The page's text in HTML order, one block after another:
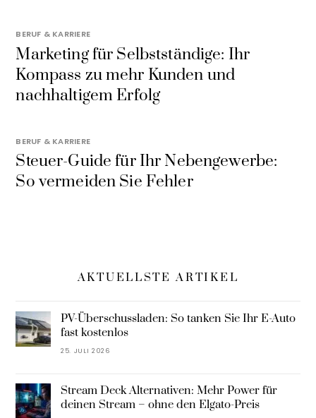
BERUF & KARRIERE
Marketing für Selbstständige: Ihr
Kompass zu mehr Kunden und
nachhaltigem Erfolg
BERUF & KARRIERE
Steuer-Guide für Ihr Nebengewerbe:
So vermeiden Sie Fehler
AKTUELLSTE ARTIKEL
PV-Überschussladen: So tanken Sie Ihr E-Auto
fast kostenlos
25. JULI 2026
Stream Deck Alternativen: Mehr Power für
deinen Stream – ohne den Elgato-Preis